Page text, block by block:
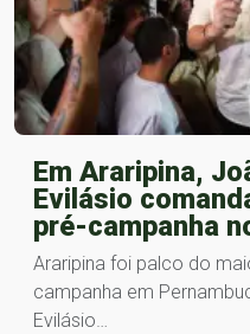
Em Araripina,
Evilásio
pré-campanha
Araripina foi palco do
campanha em
Evilásio…